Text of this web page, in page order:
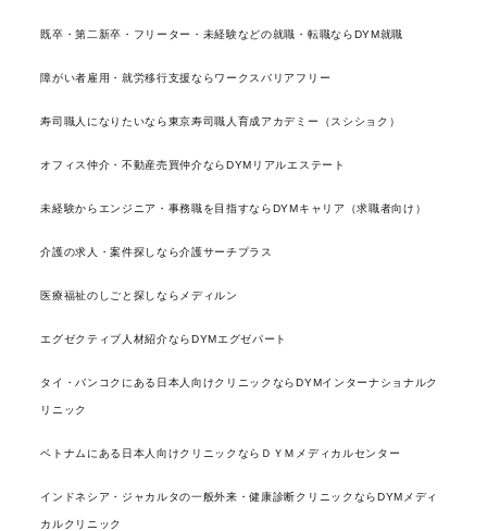
既卒・第二新卒・フリーター・未経験などの就職・転職ならDYM就職
障がい者雇用・就労移行支援ならワークスバリアフリー
寿司職人になりたいなら東京寿司職人育成アカデミー（スシショク）
オフィス仲介・不動産売買仲介ならDYMリアルエステート
未経験からエンジニア・事務職を目指すならDYMキャリア（求職者向け）
介護の求人・案件探しなら介護サーチプラス
医療福祉のしごと探しならメディルン
エグゼクティブ人材紹介ならDYMエグゼパート
タイ・バンコクにある日本人向けクリニックならDYMインターナショナルク
リニック
ベトナムにある日本人向けクリニックならＤＹＭメディカルセンター
インドネシア・ジャカルタの一般外来・健康診断クリニックならDYMメディ
カルクリニック